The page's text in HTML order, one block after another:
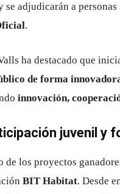
se adjudicarán a
.
ha destacado que
de forma
innovación,
juvenil y
los proyectos
BIT Habitat. Desde